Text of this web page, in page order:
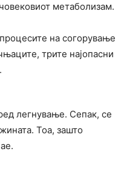
метаболизам.
на согорување
трите најопасни
легнување. Сепак, се
Тоа, зашто